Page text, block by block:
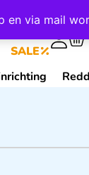
via mail
SALE